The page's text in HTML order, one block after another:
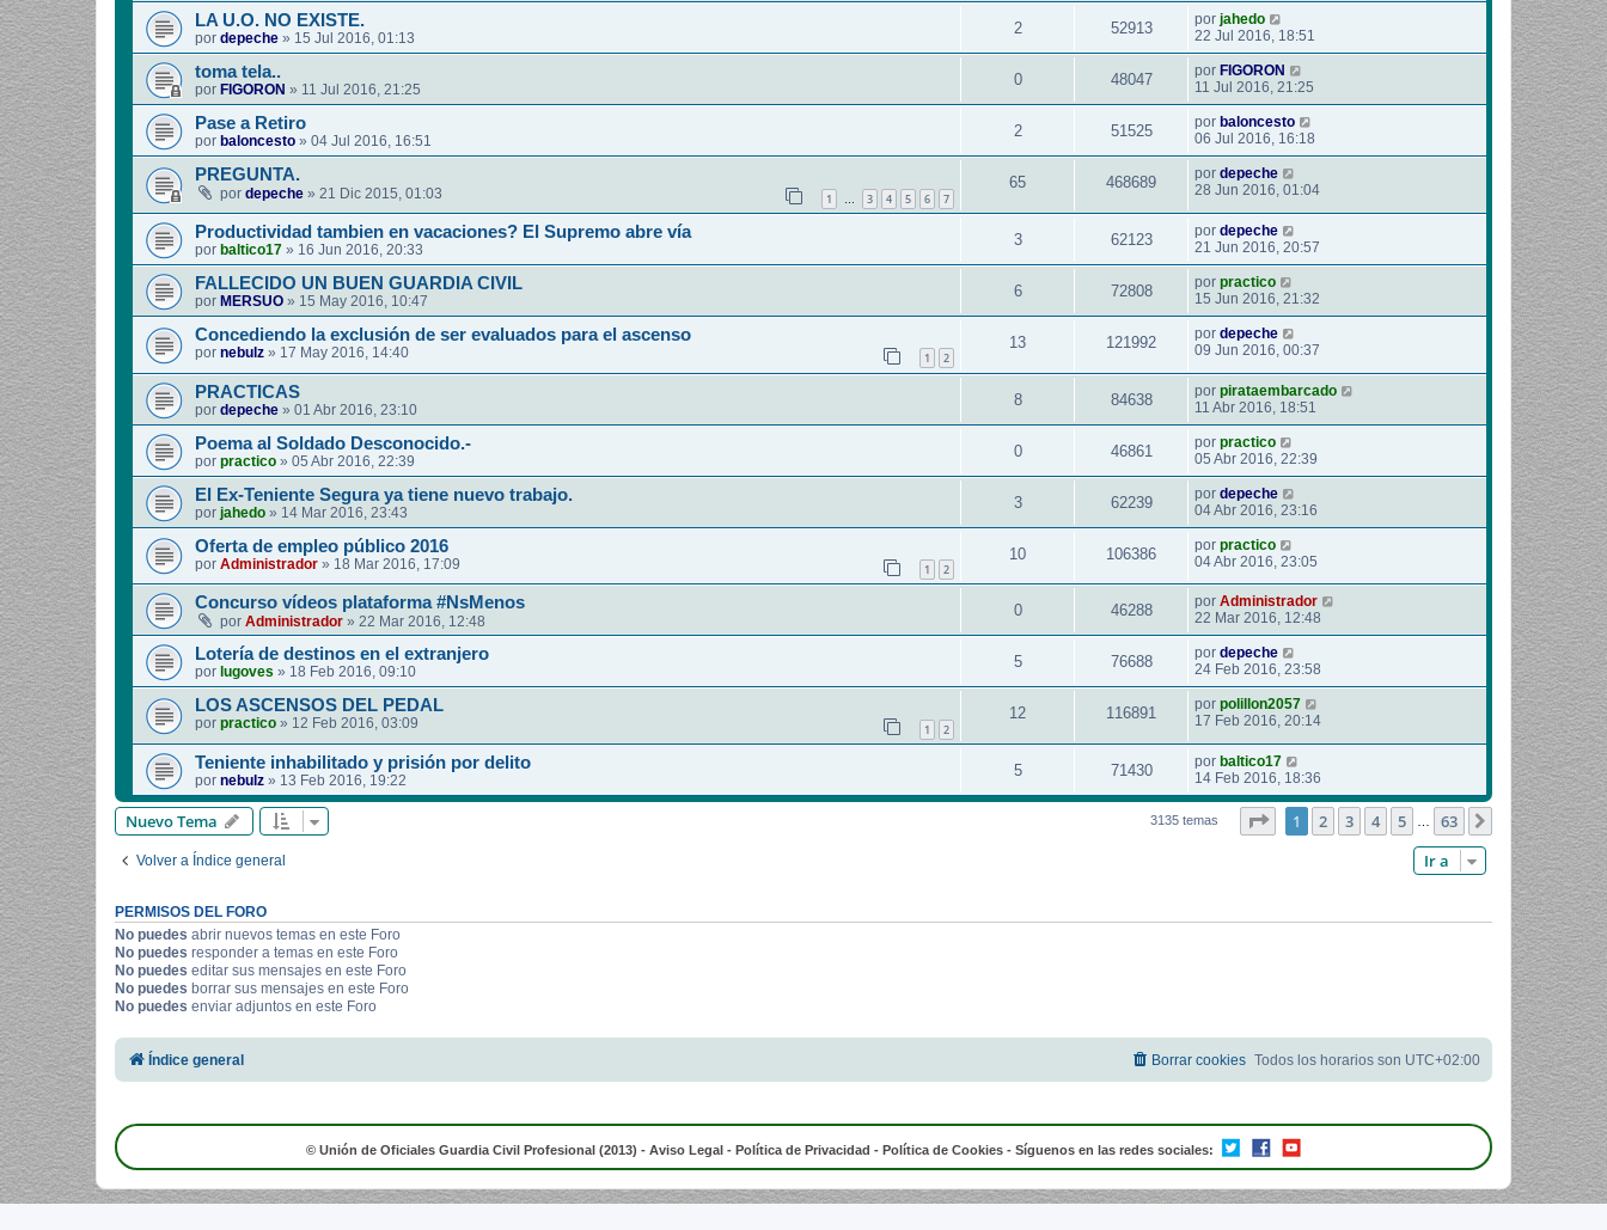
LA U.O. NO EXISTE.
por depeche » 15 Jul 2016, 01:13
2 52913 por jahedo
22 Jul 2016, 18:51
toma tela..
por FIGORON » 11 Jul 2016, 21:25
0 48047 por FIGORON
11 Jul 2016, 21:25
Pase a Retiro
por baloncesto » 04 Jul 2016, 16:51
2 51525 por baloncesto
06 Jul 2016, 16:18
PREGUNTA.
por depeche » 21 Dic 2015, 01:03 1 3 4 5 6 7
65 468689 por depeche
28 Jun 2016, 01:04
Productividad tambien en vacaciones? El Supremo abre vía
por baltico17 » 16 Jun 2016, 20:33
3 62123 por depeche
21 Jun 2016, 20:57
FALLECIDO UN BUEN GUARDIA CIVIL
por MERSUO » 15 May 2016, 10:47
6 72808 por practico
15 Jun 2016, 21:32
Concediendo la exclusión de ser evaluados para el ascenso
por nebulz » 17 May 2016, 14:40 1 2
13 121992 por depeche
09 Jun 2016, 00:37
PRACTICAS
por depeche » 01 Abr 2016, 23:10
8 84638 por pirataembarcado
11 Abr 2016, 18:51
Poema al Soldado Desconocido.-
por practico » 05 Abr 2016, 22:39
0 46861 por practico
05 Abr 2016, 22:39
El Ex-Teniente Segura ya tiene nuevo trabajo.
por jahedo » 14 Mar 2016, 23:43
3 62239 por depeche
04 Abr 2016, 23:16
Oferta de empleo público 2016
por Administrador » 18 Mar 2016, 17:09 1 2
10 106386 por practico
04 Abr 2016, 23:05
Concurso vídeos plataforma #NsMenos
por Administrador » 22 Mar 2016, 12:48
0 46288 por Administrador
22 Mar 2016, 12:48
Lotería de destinos en el extranjero
por lugoves » 18 Feb 2016, 09:10
5 76688 por depeche
24 Feb 2016, 23:58
LOS ASCENSOS DEL PEDAL
por practico » 12 Feb 2016, 03:09 1 2
12 116891 por polillon2057
17 Feb 2016, 20:14
Teniente inhabilitado y prisión por delito
por nebulz » 13 Feb 2016, 19:22
5 71430 por baltico17
14 Feb 2016, 18:36
Nuevo Tema 3135 temas Página1 de 63
1 2 3 4 5 63 Siguiente
Volver a Índice general Ir a
PERMISOS DEL FORO
No puedes abrir nuevos temas en este Foro
No puedes responder a temas en este Foro
No puedes editar sus mensajes en este Foro
No puedes borrar sus mensajes en este Foro
No puedes enviar adjuntos en este Foro
Índice general Todos los horarios son UTC+02:00
Borrar cookies
© Unión de Oficiales Guardia Civil Profesional (2013) - Aviso Legal - Política de Privacidad - Política de Cookies - Síguenos en las redes sociales: